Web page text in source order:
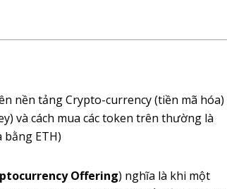
nền tảng Crypto-currency (tiền mã hóa)
và cách mua các token trên thường là
ETH)
Offering) nghĩa là khi một